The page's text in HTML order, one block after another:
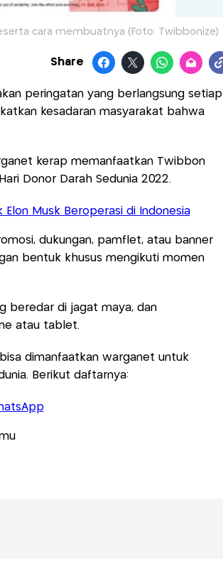
cara membuatnya (Foto: Twibbonize)
Share
peringatan yang berlangsung setiap
kesadaran masyarakat bahwa
kerap memanfaatkan Twibbon
Donor Darah Sedunia 2022.
Musk Beroperasi di Indonesia
dukungan, pamflet, atau banner
bentuk khusus mengikuti momen
beredar di jagat maya, dan
atau tablet.
dimanfaatkan warganet untuk
Berikut daftarnya: